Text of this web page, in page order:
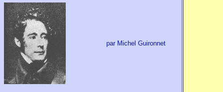
par Michel Guironnet